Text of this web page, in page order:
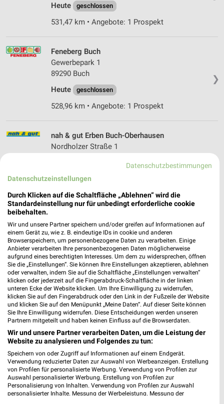
Heute
geschlossen
531,47 km • Angebote: 1 Prospekt
❯
Feneberg Buch
Gewerbepark 1
89290 Buch
Heute
geschlossen
528,96 km • Angebote: 1 Prospekt
❯
nah & gut Erben Buch-Oberhausen
Nordholzer Straße 1
Heute
528,14 km
Pfarrer-Herb-Straße 1
87754 Oberkammlach
Heute geschlossen
540,63 km
V-Markt Erkheim
Frühmahd 1
87746 Erkheim
Heute geschlossen
544,45 km
V-Markt Mindelheim
Allgäuer Str. 19
Datenschutzbestimmungen
Datenschutzeinstellungen
Durch Klicken auf die Schaltfläche „Ablehnen“ wird die
Standardeinstellung nur für unbedingt erforderliche cookie
beibehalten.
Wir und unsere Partner speichern und/oder greifen auf Informationen auf
einem Gerät zu, wie z. B. eindeutige IDs in cookie und anderen
Browserspeichern, um personenbezogene Daten zu verarbeiten. Einige
Anbieter verarbeiten Ihre personenbezogenen Daten möglicherweise
aufgrund eines berechtigten Interesses. Um dem zu widersprechen, öffnen
Sie die „Einstellungen“. Sie können Ihre Einstellungen akzeptieren, ablehnen
oder verwalten, indem Sie auf die Schaltfläche „Einstellungen verwalten“
klicken oder jederzeit auf die Fingerabdruck-Schaltfläche in der linken
unteren Ecke der Website klicken. Um Ihre Einwilligung zu widerrufen,
klicken Sie auf den Fingerabdruck oder den Link in der Fußzeile der Website
und klicken Sie auf den Menüpunkt „Meine Daten“. Auf dieser Seite können
Sie Ihre Einwilligung widerrufen. Diese Entscheidungen werden unseren
Partnern mitgeteilt und haben keinen Einfluss auf die Browserdaten.
Wir und unsere Partner verarbeiten Daten, um die Leistung der
Website zu analysieren und Folgendes zu tun:
Speichern von oder Zugriff auf Informationen auf einem Endgerät.
Verwendung reduzierter Daten zur Auswahl von Werbeanzeigen. Erstellung
von Profilen für personalisierte Werbung. Verwendung von Profilen zur
Auswahl personalisierter Werbung. Erstellung von Profilen zur
Personalisierung von Inhalten. Verwendung von Profilen zur Auswahl
personalisierter Inhalte. Messung der Werbeleistung. Messung der